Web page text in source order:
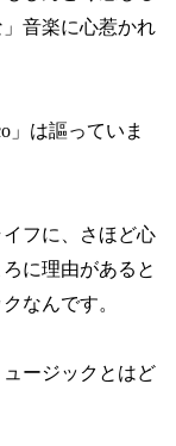
音楽に心惹かれ
」は謳っていま
フに、さほど心
に理由があると
なんです。
ージックとはど